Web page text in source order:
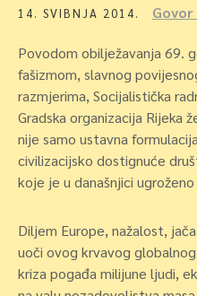
14. SVIBNJA 2014. Govor
Povodom obilježavanja 69.
fašizmom, slavnog
razmjerima, Socijalistička
Gradska organizacija Rijeka
nije samo ustavna
civilizacijsko dostignuće
koje je u današnjici
Diljem Europe, nažalost,
uoči ovog krvavog
kriza pogađa milijune ljudi,